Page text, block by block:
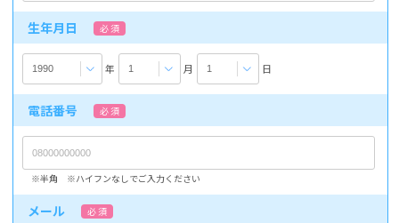
生年月日 必 須
年 月 日
電話番号 必 須
※半角 ※ハイフンなしでご入力ください
メール 必 須